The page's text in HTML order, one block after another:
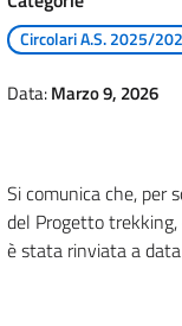
Circolari A.S. 2025/
Data:Marzo 9, 2026
Si comunica che, per
del Progetto
è stata rinviata a